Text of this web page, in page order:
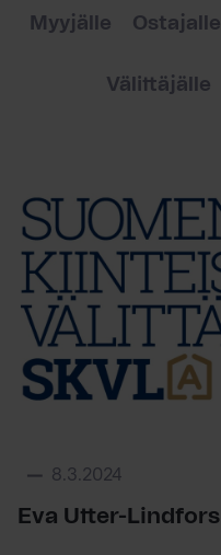
Myyjälle Ostajalle
Välittäjälle
8.3.2024
Eva Utter-Lindfors